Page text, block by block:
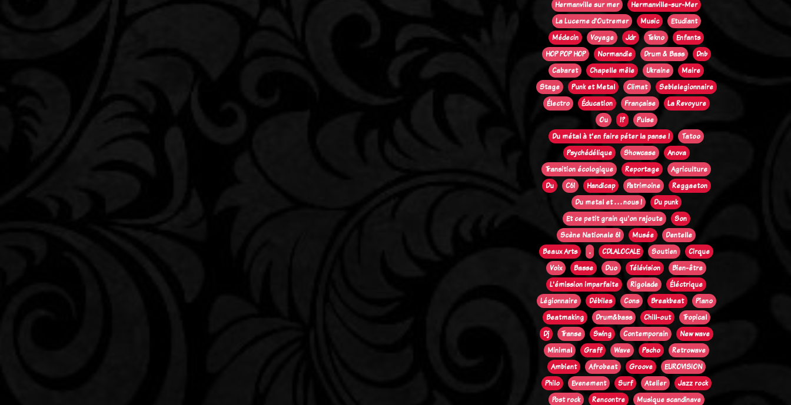
Hermanville sur mer
Hermanville-sur-Mer
La Lucerne d'Outremer
Music
Etudiant
Médecin
Voyage Jdr Tekno
Enfants
HOP POP HOP
Normandie Drum & Bass
Dnb
Cabaret
Chapelle mêle Ukraine
Maire
Stage
Punk et Metal Climat
Seblelegionnaire
Électro
Éducation Française
La Revoyure
Ou
!?
Pulse
Du métal à t'en faire péter la panse !
Tatoo
Psychédélique
Showcase
Anova
Transition écologique
Reportage
Agriculture
Du
C61 Handicap Patrimoine
Reggaeton
Du metal et . . . nous !
Du punk
Et ce petit grain qu'on rajoute
Son
Scène Nationale 61
Musée
Dentelle
Beaux Arts
. CDLALOCALE Soutien
Cirque
Voix
Basse Duo Télévision
Bien-être
L'émission imparfaite
Rigolade
Éléctrique
Légionnaire
Débiles Cons Breakbeat
Piano
Beatmaking
Drum&bass Chill-out
Tropical
Dj
Transe Swing Contemporain
New wave
Minimal
Graff Wave Pscho
Retrowave
Ambient
Afrobeat Groove
EUROVISION
Philo
Evenement Surf Atelier
Jazz rock
Post rock
Rencontre
Musique scandinave